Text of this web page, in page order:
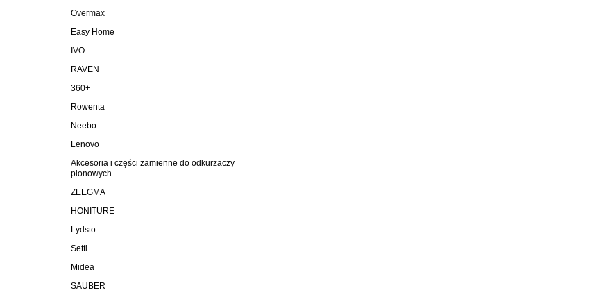
Overmax
Easy Home
IVO
RAVEN
360+
Rowenta
Neebo
Lenovo
Akcesoria i części zamienne do odkurzaczy
pionowych
ZEEGMA
HONITURE
Lydsto
Setti+
Midea
SAUBER